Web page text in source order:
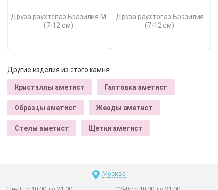
Друза раухтопаз Бразилия M
(7-12 см)
Друза раухтопаз Бразилия
(7-12 см)
Другие изделия из этого камня:
Кристаллы аметист Галтовка аметист
Образцы аметист Жеоды аметист
Стелы аметист Щетки аметист
Москва